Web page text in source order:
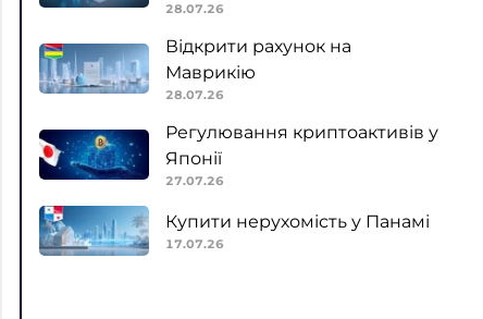
28.07.26
Відкрити рахунок на
Маврикію
28.07.26
Регулювання криптоактивів у
Японії
27.07.26
Купити нерухомість у Панамі
17.07.26